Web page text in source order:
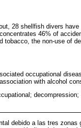
28 shellfish divers
46% of
tobacco, the non-use of
occupational
with alcohol
debido a las tres